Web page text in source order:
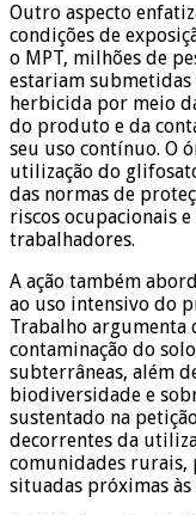
Outro aspecto
condições de
o MPT, milhões de
estariam
herbicida por meio
do produto e da
seu uso contínuo. O
utilização do
das normas de
riscos ocupacionais
trabalhadores.
A ação também
ao uso intensivo do
Trabalho argumenta
contaminação do
subterrâneas, além
biodiversidade e
sustentado na
decorrentes da
comunidades rurais,
situadas próximas